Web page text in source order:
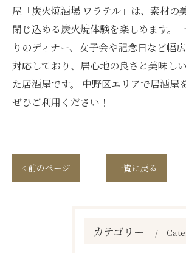
屋「炭火焼酒場 ワラテル」は、素材の
閉じ込める炭火焼体験を楽しめます。
りのディナー、女子会や記念日など幅
対応しており、居心地の良さと美味し
た居酒屋です。 中野区エリアで居酒屋
ぜひご利用ください！
< 前のページ 一覧に戻る
カテゴリー